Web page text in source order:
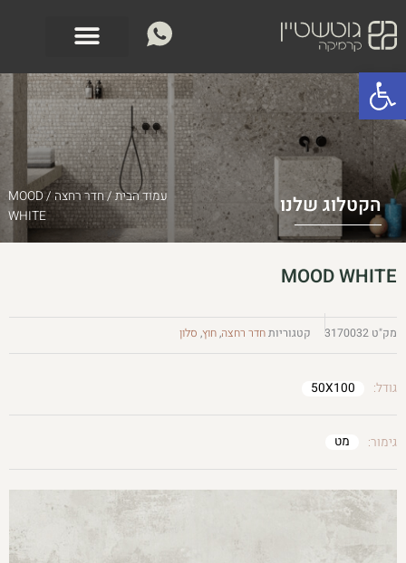
פתח סרגל נגישות
לתוכן
הקטלוג שלנו עמוד הבית /חדר רחצה
/ MOOD
WHITE
MOOD WHITE
מק"ט 3170032 קטגוריותחדר רחצה,חוץ, סלון
גודל: 50X100
גימור: מט